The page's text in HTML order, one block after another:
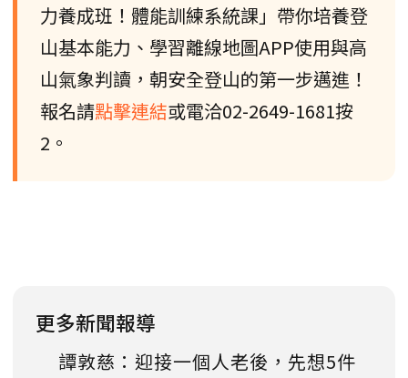
力養成班！體能訓練系統課」帶你培養登
山基本能力、學習離線地圖APP使用與高
山氣象判讀，朝安全登山的第一步邁進！
報名請點擊連結或電洽02-2649-1681按
2。
更多新聞報導
譚敦慈：迎接一個人老後，先想5件